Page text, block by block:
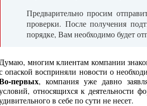
Предварительно просим
проверки. После получения
порядке, Вам необходимо будет
Думаю, многим клиентам компании
опаской восприняли новости о
первых, компания уже давно
относящихся к деятельности
в себе по сути не несет.